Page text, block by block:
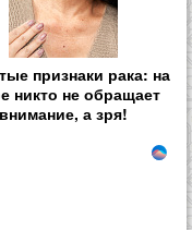
признаки рака: на
никто не обращает
внимание, а зря!